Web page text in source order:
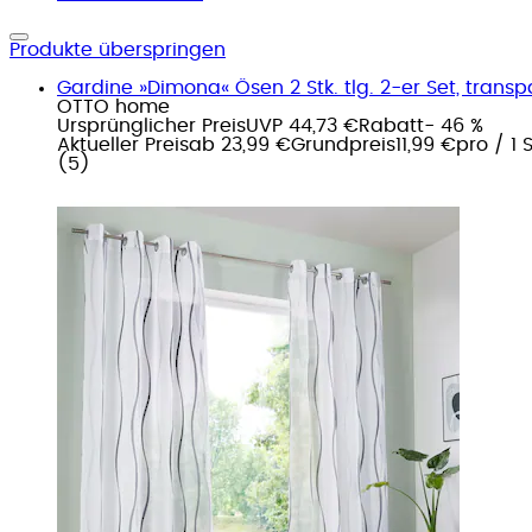
Produkte überspringen
Gardine »Dimona« Ösen 2 Stk. tlg. 2-er Set,
OTTO home
Ursprünglicher PreisUVP 44,73 €Rabatt- 46 %
Aktueller Preisab 23,99 €Grundpreis11,99 €pro / 1
( 5 )